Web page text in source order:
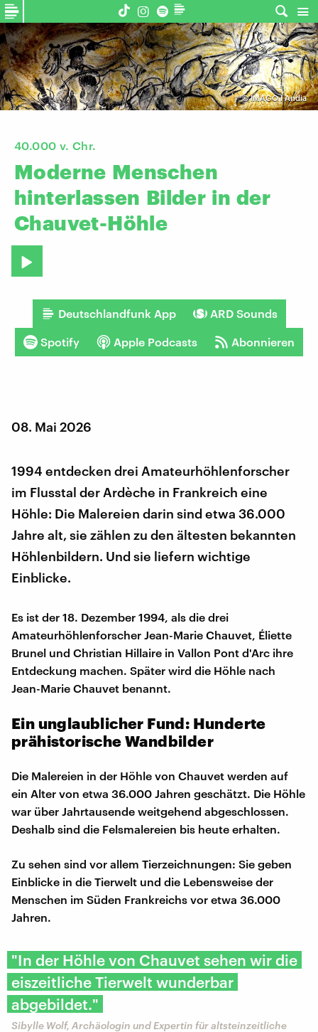
©IMAGO I Andia
40.000 v. Chr.
Moderne Menschen
hinterlassen Bilder in der
Chauvet-Höhle
Deutschlandfunk App ARD Sounds
Spotify Apple Podcasts Abonnieren
08. Mai 2026
1994 entdecken drei Amateurhöhlenforscher
im Flusstal der Ardèche in Frankreich eine
Höhle: Die Malereien darin sind etwa 36.000
Jahre alt, sie zählen zu den ältesten bekannten
Höhlenbildern. Und sie liefern wichtige
Einblicke.
Es ist der 18. Dezember 1994, als die drei
Amateurhöhlenforscher Jean-Marie Chauvet, Éliette
Brunel und Christian Hillaire in Vallon Pont d'Arc ihre
Entdeckung machen. Später wird die Höhle nach
Jean-Marie Chauvet benannt.
Ein unglaublicher Fund: Hunderte
prähistorische Wandbilder
Die Malereien in der Höhle von Chauvet werden auf
ein Alter von etwa 36.000 Jahren geschätzt. Die Höhle
war über Jahrtausende weitgehend abgeschlossen.
Deshalb sind die Felsmalereien bis heute erhalten.
Zu sehen sind vor allem Tierzeichnungen: Sie geben
Einblicke in die Tierwelt und die Lebensweise der
Menschen im Süden Frankreichs vor etwa 36.000
Jahren.
"In der Höhle von Chauvet sehen wir die
eiszeitliche Tierwelt wunderbar
abgebildet."
Sibylle Wolf, Archäologin und Expertin für altsteinzeitliche